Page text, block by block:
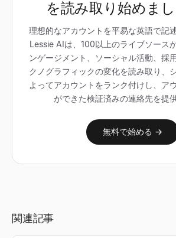
を読み取り始めまし
理想的なアカウントを平易な英語で記
Lessie AIは、100以上のライブソース
ンゲージメント、ソーシャル活動、採
クノグラフィックの変化を読み取り、
よってアカウントをランク付けし、ア
ができた検証済みの連絡先を提
無料で始める →
関連記事